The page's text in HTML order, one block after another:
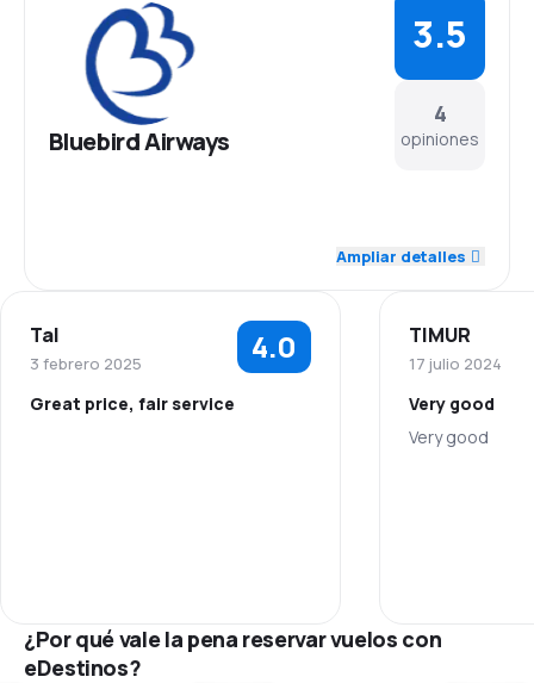
Bluebird Airways
4
opiniones
3.5
3.0
Precio del billete 4.0
Ampliar detalles
Tal
3 febrero 2025 4.0
Great price, fair service
TIMUR
17 julio 2024
Very good
Very good
¿Por qué vale la pena reservar vuelos con
eDestinos?